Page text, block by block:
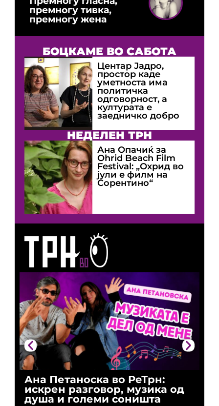
Ана Петаноска во РеТрн:
искрен разговор, музика од
душа и големи соништа
премногу тивка,
премногу жена
БОЦКАМЕ ВО САБОТА
Центар Јадро,
простор каде
уметноста има
политичка
одговорност, а
културата е
заедничко добро
НЕДЕЛЕН ТРН
Ана Опачиќ за
Оhrid Beach Film
Festival: „Охрид во
јули е филм на
Сорентино“